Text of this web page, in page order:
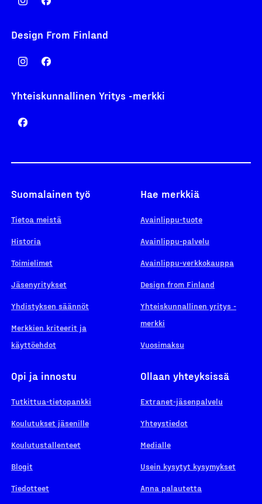
Design From Finland
Yhteiskunnallinen Yritys -merkki
Suomalainen työ
Tietoa meistä
Historia
Toimielimet
Jäsenyritykset
Yhdistyksen säännöt
Merkkien kriteerit ja
käyttöehdot
Hae merkkiä
Avainlippu-tuote
Avainlippu-palvelu
Avainlippu-verkkokauppa
Design from Finland
Yhteiskunnallinen yritys -
merkki
Vuosimaksu
Opi ja innostu
Tutkittua-tietopankki
Koulutukset jäsenille
Koulutustallenteet
Blogit
Tiedotteet
Ollaan yhteyksissä
Extranet-jäsenpalvelu
Yhteystiedot
Medialle
Usein kysytyt kysymykset
Anna palautetta